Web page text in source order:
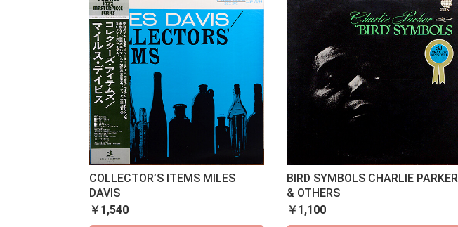
COLLECTOR’S ITEMS MILES
DAVIS
￥1,540
BIRD SYMBOLS CHARLIE PARKER
& OTHERS
￥1,100